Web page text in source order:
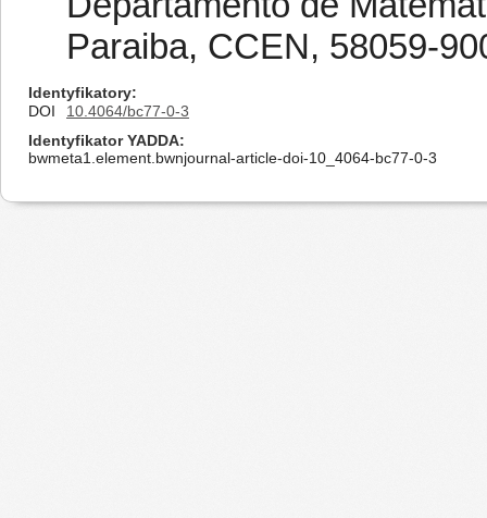
Paraiba, CCEN, 58059-
Identyfikatory
DOI
10.4064/bc77-0-3
Identyfikator YADDA
bwmeta1.element.bwnjournal-article-doi-10_4064-bc77-0-3